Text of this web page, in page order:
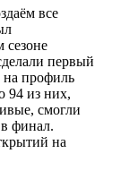
все
сезоне
первый
на профиль
94 из них,
смогли
финал.
на